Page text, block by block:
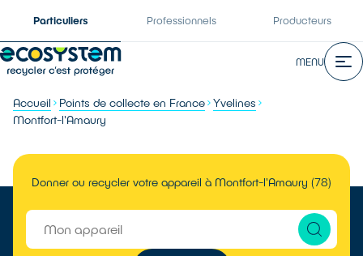
Particuliers Professionnels Producteurs
MENU
Accueil Points de collecte en France Yvelines
Montfort-l'Amaury
Donner ou recycler votre appareil à Montfort-l'Amaury (78)